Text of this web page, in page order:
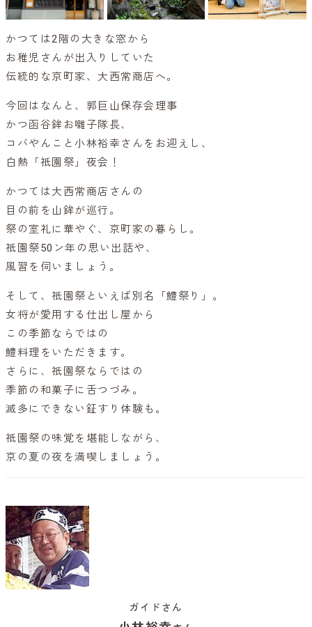
かつては2階の大きな窓から
お稚児さんが出入りしていた
伝統的な京町家、大西常商店へ。
今回はなんと、郭巨山保存会理事
かつ函谷鉾お囃子隊長、
コバやんこと小林裕幸さんをお迎えし、
白熱「祇園祭」夜会！
かつては大西常商店さんの
目の前を山鉾が巡行。
祭の室礼に華やぐ、京町家の暮らし。
祇園祭50ン年の思い出話や、
風習を伺いましょう。
そして、祇園祭といえば別名「鱧祭り」。
女将が愛用する仕出し屋から
この季節ならではの
鱧料理をいただきます。
さらに、祇園祭ならではの
季節の和菓子に舌つづみ。
滅多にできない鉦すり体験も。
祇園祭の味覚を堪能しながら、
京の夏の夜を満喫しましょう。
ガイドさん